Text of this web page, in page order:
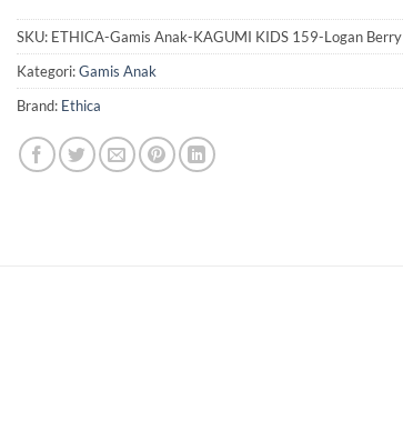
SKU: ETHICA-Gamis Anak-KAGUMI KIDS 159-Logan Berry
Kategori:Gamis Anak
Brand: Ethica